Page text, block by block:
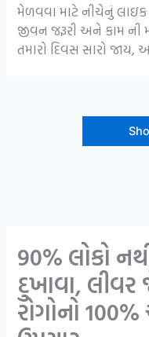
મેળવવા માટે નીચેનું
જીવન જરૂરી અને કામ ની
તમારો દિવસ સારો જાય,
90% લોકો
દુખાવા,
રોગોનો